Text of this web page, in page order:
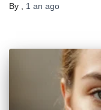
By
1 an ago